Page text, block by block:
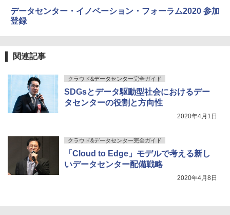
データセンター・イノベーション・フォーラム2020 参加
登録
関連記事
クラウド&データセンター完全ガイド
SDGsとデータ駆動型社会におけるデー
タセンターの役割と方向性
2020年4月1日
クラウド&データセンター完全ガイド
「Cloud to Edge」モデルで考える新し
いデータセンター配備戦略
2020年4月8日